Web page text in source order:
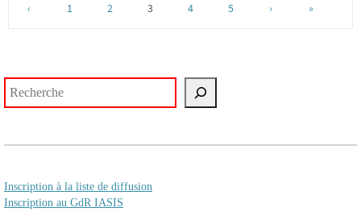
‹ 1 2 3 4 5 › »
Inscription à la liste de diffusion
Inscription au GdR IASIS